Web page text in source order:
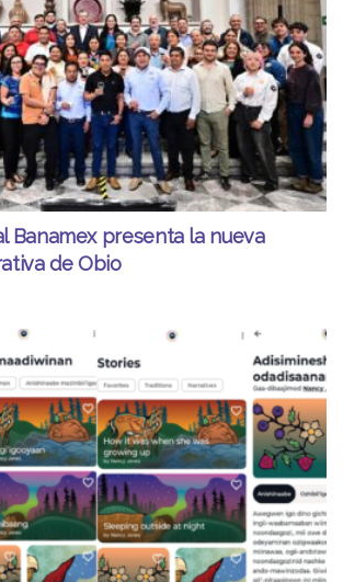
Banamex presenta la nueva
de Obio